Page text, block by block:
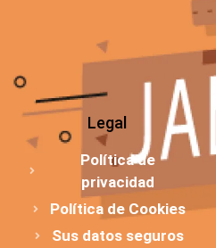
Legal
Política de
privacidad
Política de Cookies
Sus datos seguros